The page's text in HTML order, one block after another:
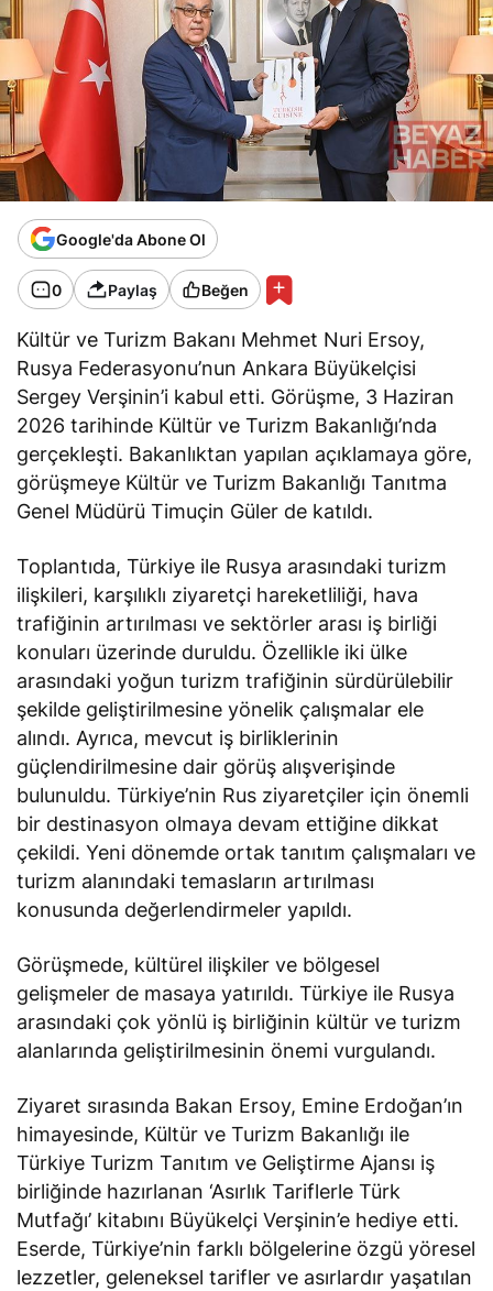
Google'da Abone Ol
0 Paylaş Beğen
Kültür ve Turizm Bakanı Mehmet Nuri Ersoy,
Rusya Federasyonu’nun Ankara Büyükelçisi
Sergey Verşinin’i kabul etti. Görüşme, 3 Haziran
2026 tarihinde Kültür ve Turizm Bakanlığı’nda
gerçekleşti. Bakanlıktan yapılan açıklamaya göre,
görüşmeye Kültür ve Turizm Bakanlığı Tanıtma
Genel Müdürü Timuçin Güler de katıldı.
Toplantıda, Türkiye ile Rusya arasındaki turizm
ilişkileri, karşılıklı ziyaretçi hareketliliği, hava
trafiğinin artırılması ve sektörler arası iş birliği
konuları üzerinde duruldu. Özellikle iki ülke
arasındaki yoğun turizm trafiğinin sürdürülebilir
şekilde geliştirilmesine yönelik çalışmalar ele
alındı. Ayrıca, mevcut iş birliklerinin
güçlendirilmesine dair görüş alışverişinde
bulunuldu. Türkiye’nin Rus ziyaretçiler için önemli
bir destinasyon olmaya devam ettiğine dikkat
çekildi. Yeni dönemde ortak tanıtım çalışmaları ve
turizm alanındaki temasların artırılması
konusunda değerlendirmeler yapıldı.
Görüşmede, kültürel ilişkiler ve bölgesel
gelişmeler de masaya yatırıldı. Türkiye ile Rusya
arasındaki çok yönlü iş birliğinin kültür ve turizm
alanlarında geliştirilmesinin önemi vurgulandı.
Ziyaret sırasında Bakan Ersoy, Emine Erdoğan’ın
himayesinde, Kültür ve Turizm Bakanlığı ile
Türkiye Turizm Tanıtım ve Geliştirme Ajansı iş
birliğinde hazırlanan ‘Asırlık Tariflerle Türk
Mutfağı’ kitabını Büyükelçi Verşinin’e hediye etti.
Eserde, Türkiye’nin farklı bölgelerine özgü yöresel
lezzetler, geleneksel tarifler ve asırlardır yaşatılan